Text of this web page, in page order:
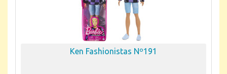
Ken Fashionistas Nº191